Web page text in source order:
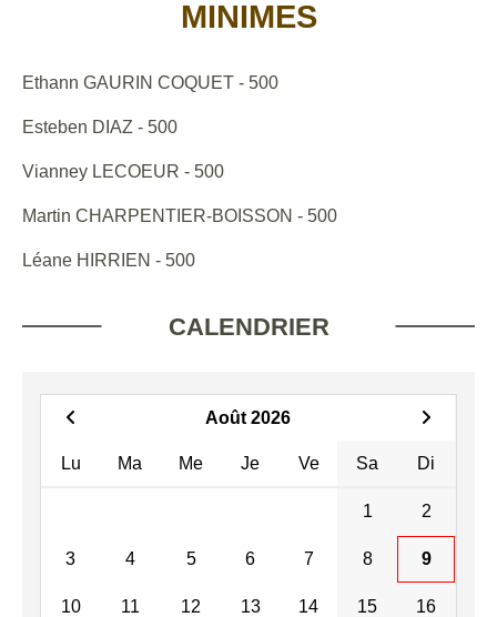
MINIMES
Ethann GAURIN COQUET - 500
Esteben DIAZ - 500
Vianney LECOEUR - 500
Martin CHARPENTIER-BOISSON - 500
Léane HIRRIEN - 500
CALENDRIER
Août 2026
Lu Ma Me Je Ve Sa Di
1 2
3 4 5 6 7 8 9
10 11 12 13 14 15 16